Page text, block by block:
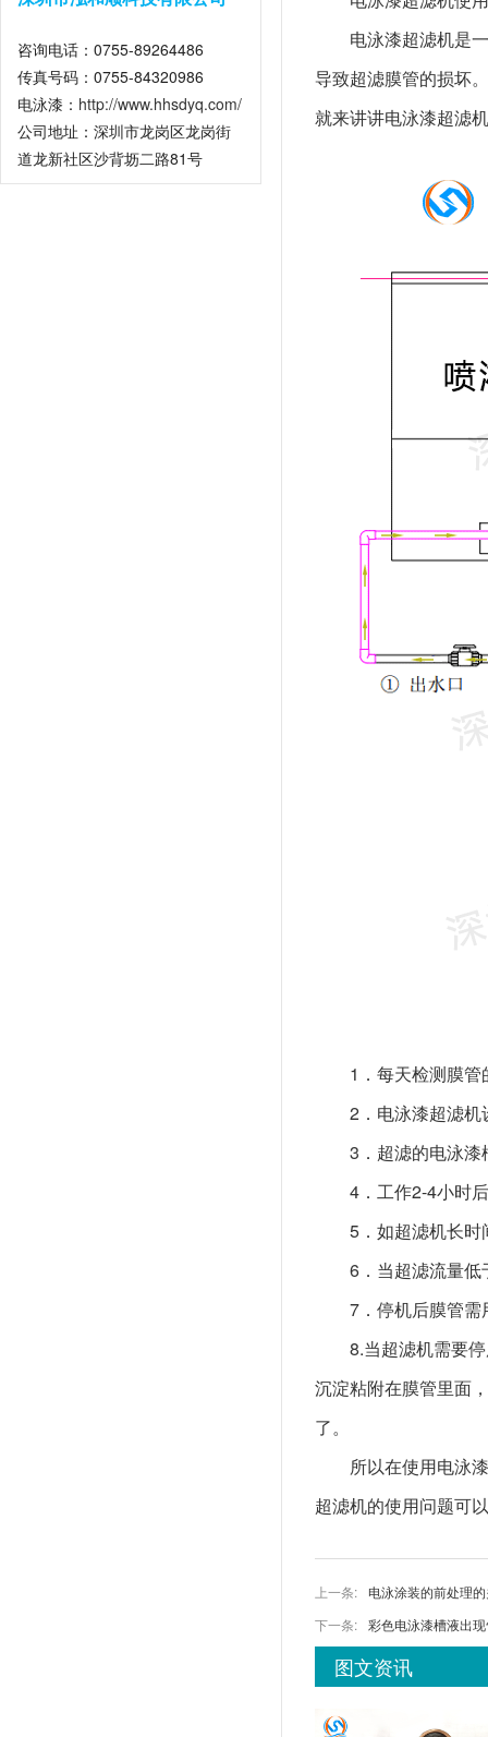
咨询电话：0755-89264486
传真号码：0755-84320986
电泳漆： http://www.hhsdyq.com/
公司地址：深圳市龙岗区龙岗街
道龙新社区沙背坜二路81号
电泳漆超滤机是
导致超滤膜管的损坏
就来讲讲电泳漆超滤
1．每天检测膜
2．电泳漆超滤
3．超滤的电泳
4．工作2-4小时
5．如超滤机长
6．当超滤流量
7．停机后膜管
8.当超滤机需要
沉淀粘附在膜管里面
了。
所以在使用电泳
超滤机的使用问题可
上一条:
电泳涂装的前处理
下一条: 彩色电泳漆槽液出
图文资讯